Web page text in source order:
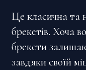
Це класична та
брекетів. Хоча
брекети
завдяки своїй